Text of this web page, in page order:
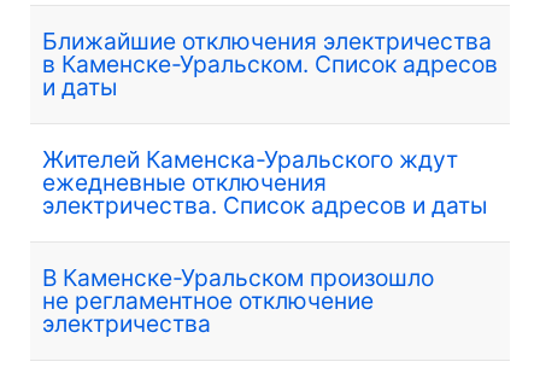
Ближайшие отключения электричества
в Каменске-Уральском. Список адресов
и даты
Жителей Каменска-Уральского ждут
ежедневные отключения
электричества. Список адресов и даты
В Каменске-Уральском произошло
не регламентное отключение
электричества